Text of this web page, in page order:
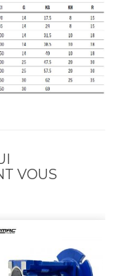
VOUS